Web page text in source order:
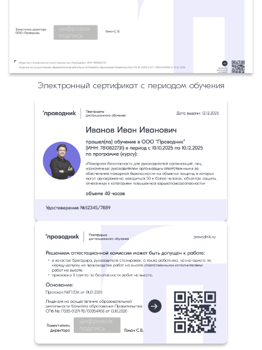
Электронный сертификат с периодом обучения